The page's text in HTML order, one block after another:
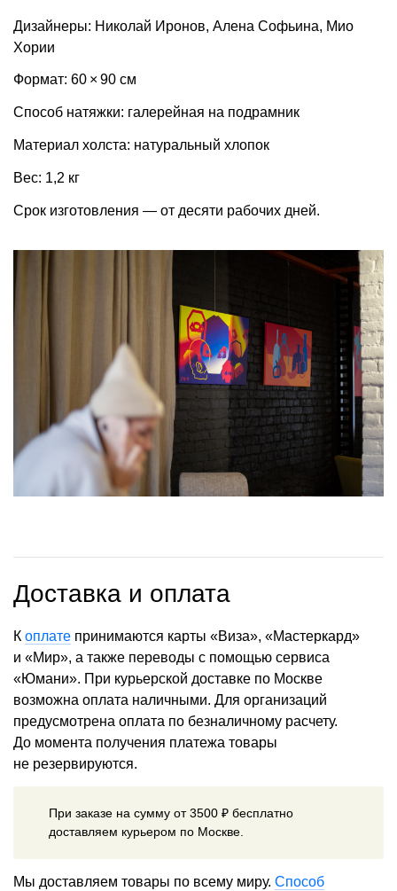
Дизайнеры: Николай Иронов, Алена Софьина, Мио
Хории
Формат: 60 × 90 см
Способ натяжки: галерейная на подрамник
Материал холста: натуральный хлопок
Вес: 1,2 кг
Срок изготовления — от десяти рабочих дней.
Доставка и оплата
К оплате принимаются карты «Виза», «Мастеркард»
и «Мир», а также переводы с помощью сервиса
«Юмани». При курьерской доставке по Москве
возможна оплата наличными. Для организаций
предусмотрена оплата по безналичному расчету.
До момента получения платежа товары
не резервируются.
При заказе на сумму от 3500 ₽ бесплатно
доставляем курьером по Москве.
Мы доставляем товары по всему миру. Способ